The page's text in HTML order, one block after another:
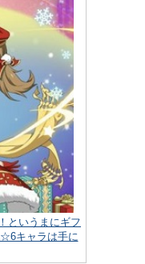
というまにギフ
キャラは手に